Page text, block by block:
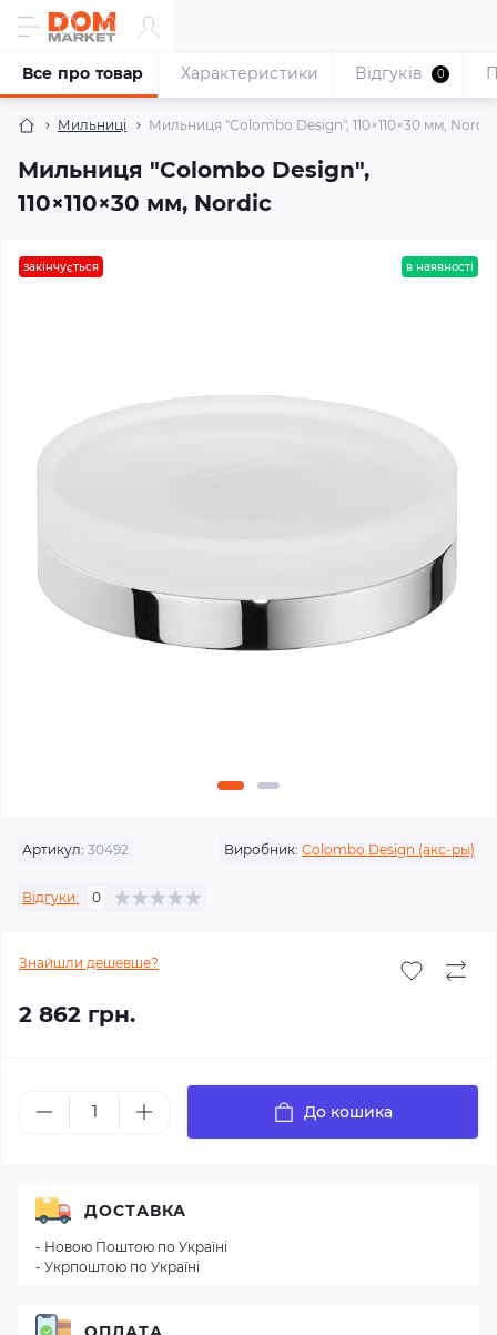
Мильниці Мильниця "Colombo Design", 110×110×30 мм, Nordic
Мильниця "Colombo Design",
110×110×30 мм, Nordic
Все про товар Характеристики Відгуків 0
закінчується в наявності
Артикул: 30492 Виробник: Colombo Design (акс-ры)
Відгуки: 0
Знайшли дешевше?
2 862 грн.
До кошика
ДОСТАВКА
- Новою Поштою по Україні
- Укрпоштою по Україні